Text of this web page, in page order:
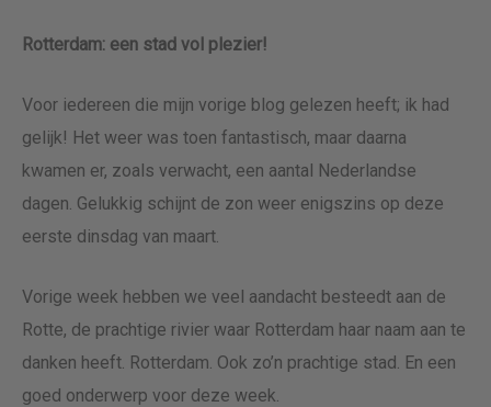
Rotterdam: een stad vol plezier!
Voor iedereen die mijn vorige blog gelezen heeft; ik had
gelijk! Het weer was toen fantastisch, maar daarna
kwamen er, zoals verwacht, een aantal Nederlandse
dagen. Gelukkig schijnt de zon weer enigszins op deze
eerste dinsdag van maart.
Vorige week hebben we veel aandacht besteedt aan de
Rotte, de prachtige rivier waar Rotterdam haar naam aan te
danken heeft. Rotterdam. Ook zo’n prachtige stad. En een
goed onderwerp voor deze week.